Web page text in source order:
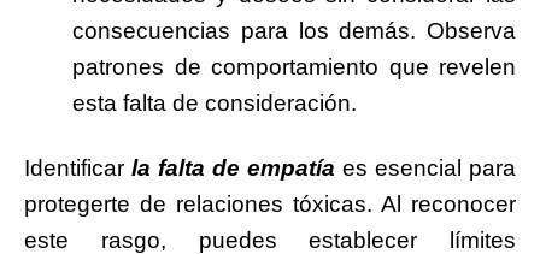
consecuencias para los demás. Observa
patrones de comportamiento que revelen
esta falta de consideración.
Identificar la falta de empatía es esencial para
protegerte de relaciones tóxicas. Al reconocer
este rasgo, puedes establecer límites